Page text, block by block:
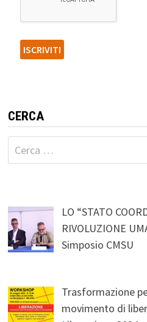
CERCA
Ricerca
per:
LO “STATO
RIVOLUZIONE
Simposio CMSU
Trasformazione
movimento di